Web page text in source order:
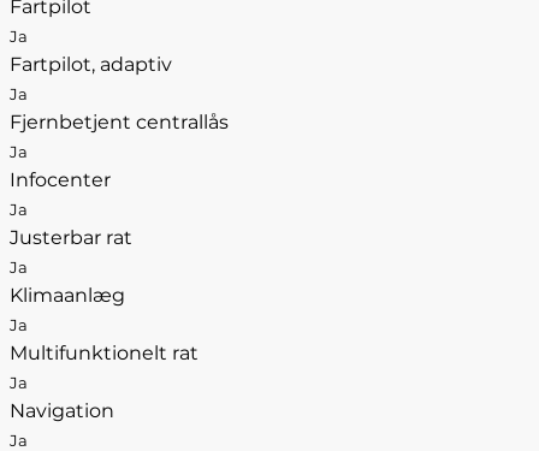
Fartpilot
Ja
Fartpilot, adaptiv
Ja
Fjernbetjent centrallås
Ja
Infocenter
Ja
Justerbar rat
Ja
Klimaanlæg
Ja
Multifunktionelt rat
Ja
Navigation
Ja